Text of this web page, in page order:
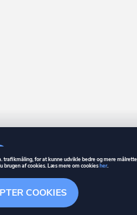
Menu
tilhørende ownr ApS – CVR nr.: 36 40 88
2600 Glostrup, info@ownr.dk
COOKIES
trafikmåling, for at kunne udvikle bedre og mere
brugen af cookies. Læs mere om cookiesher.